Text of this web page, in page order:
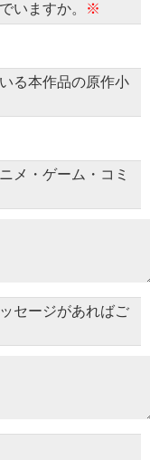
いますか。 ※
る本作品の原作小
メ・ゲーム・コミ
セージがあればご